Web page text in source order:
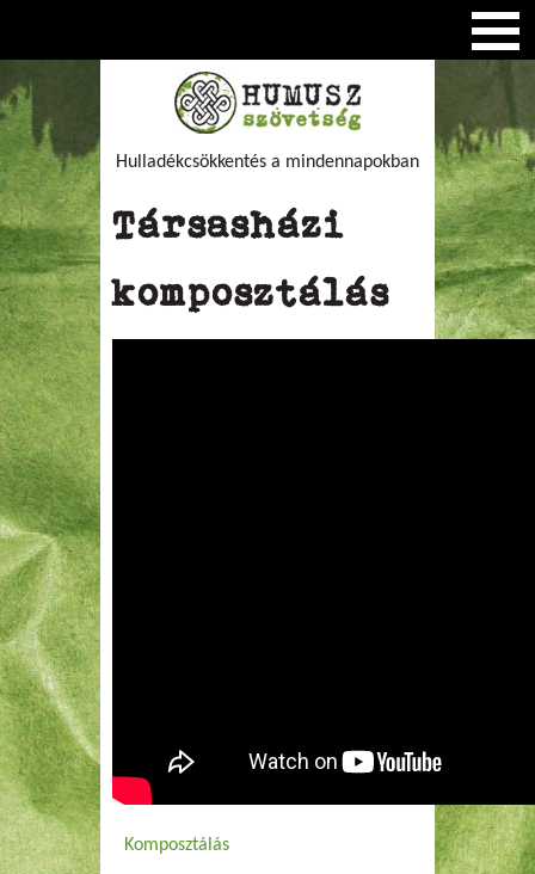
Hulladékcsökkentés a mindennapokban
Társasházi
komposztálás
Komposztálás